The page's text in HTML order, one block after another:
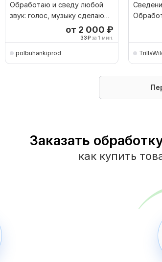
Обработаю и сведу любой
звук: голос, музыку сделаю
чистым и мощнымот 2 000 ₽
33₽ за 1 мин.
polbuhankiprod
Заказать
как купить